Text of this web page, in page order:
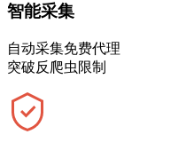
智能采集
自动采集免费代理
突破反爬虫限制